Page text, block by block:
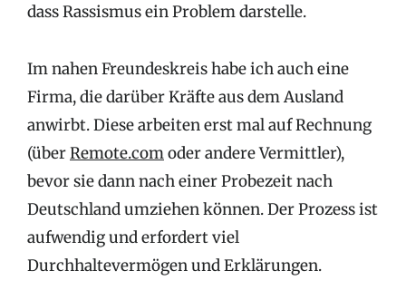
dass Rassismus ein Problem darstelle.
Im nahen Freundeskreis habe ich auch eine
Firma, die darüber Kräfte aus dem Ausland
anwirbt. Diese arbeiten erst mal auf Rechnung
(überRemote.comoder andere Vermittler),
bevor sie dann nach einer Probezeit nach
Deutschland umziehen können. Der Prozess ist
aufwendig und erfordert viel
Durchhaltevermögen und Erklärungen.